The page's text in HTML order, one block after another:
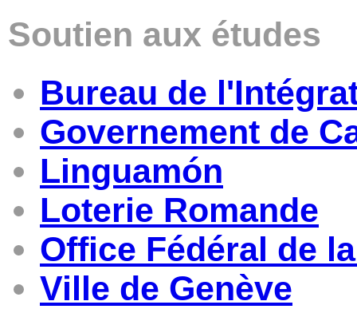
Soutien aux études
Bureau de
Governement de
Linguamón
Loterie Romande
Office Fédéral de
Ville de Genève